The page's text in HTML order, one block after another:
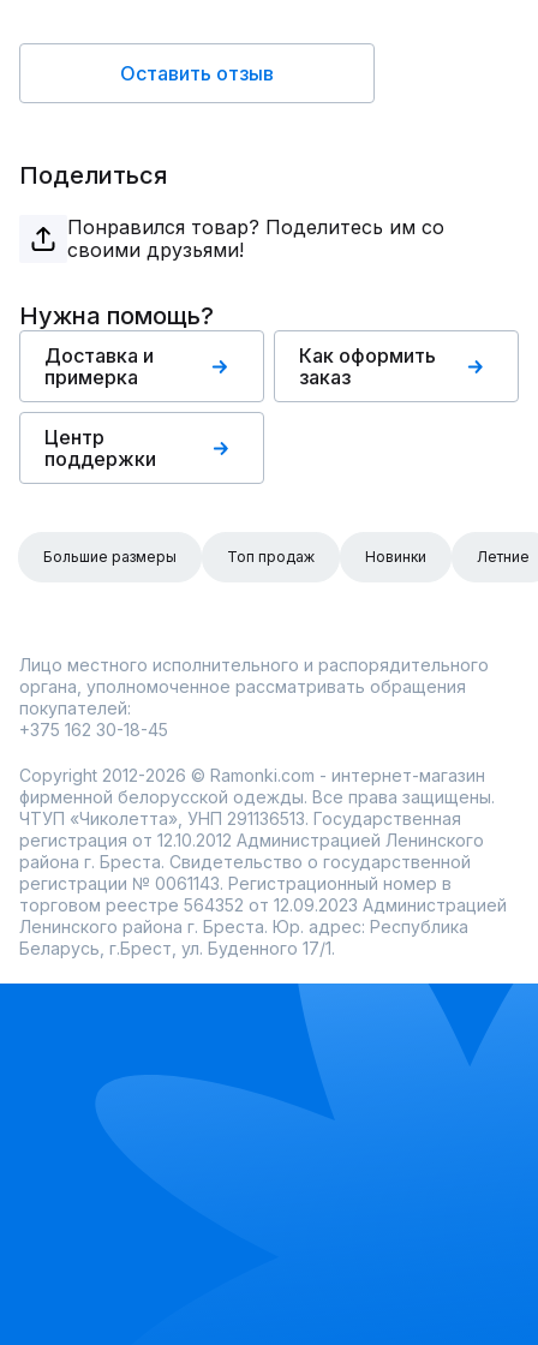
Оставить отзыв
Поделиться
Понравился товар? Поделитесь им со
своими друзьями!
Нужна помощь?
Доставка и
примерка
Как оформить
заказ
Центр
поддержки
Большие размеры Топ продаж Новинки Летние
Лицо местного исполнительного и распорядительного
органа, уполномоченное рассматривать обращения
покупателей:
+375 162 30-18-45
Copyright 2012-2026 © Ramonki.com - интернет-магазин
фирменной белорусской одежды. Все права защищены.
ЧТУП «Чиколетта», УНП 291136513. Государственная
регистрация от 12.10.2012 Администрацией Ленинского
района г. Бреста. Свидетельство о государственной
регистрации № 0061143. Регистрационный номер в
торговом реестре 564352 от 12.09.2023 Администрацией
Ленинского района г. Бреста. Юр. адрес: Республика
Беларусь, г.Брест, ул. Буденного 17/1.